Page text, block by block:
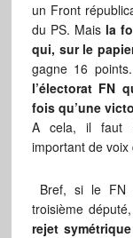
un Front
du PS. Mais la
qui, sur le
gagne 16
l’électorat FN
fois qu’une
A cela, il faut
important de voix
Bref, si le FN
troisième
rejet